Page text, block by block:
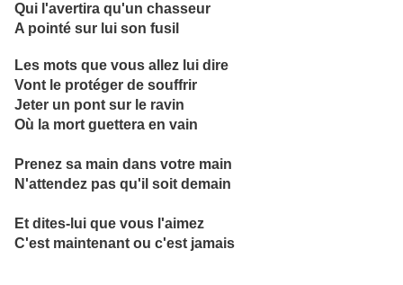
Qui l'avertira qu'un chasseur
A pointé sur lui son fusil
Les mots que vous allez lui dire
Vont le protéger de souffrir
Jeter un pont sur le ravin
Où la mort guettera en vain
Prenez sa main dans votre main
N'attendez pas qu'il soit demain
Et dites-lui que vous l'aimez
C'est maintenant ou c'est jamais